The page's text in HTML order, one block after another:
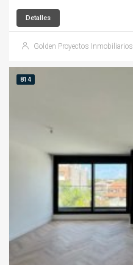
Detalles
Golden Proyectos Inmobiliarios
814